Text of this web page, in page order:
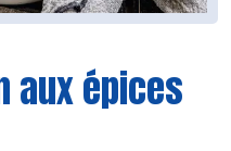
aux épices